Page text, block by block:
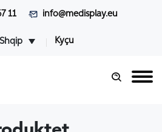
11 info@medisplay.eu
Shqip Kyçu